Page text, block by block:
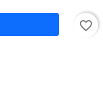
favorite_border